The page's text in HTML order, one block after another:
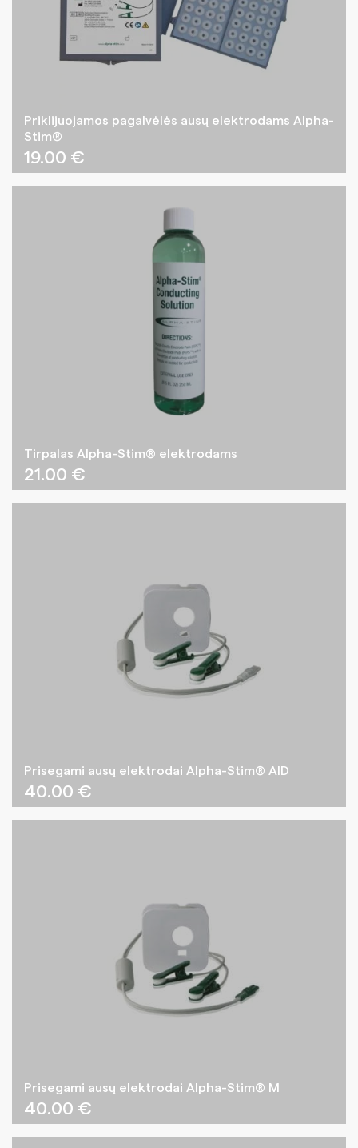
Priklijuojamos pagalvėlės ausų elektrodams Alpha-
Stim®
19.00 €
Tirpalas Alpha-Stim® elektrodams
21.00 €
Prisegami ausų elektrodai Alpha-Stim® AID
40.00 €
Prisegami ausų elektrodai Alpha-Stim® M
40.00 €